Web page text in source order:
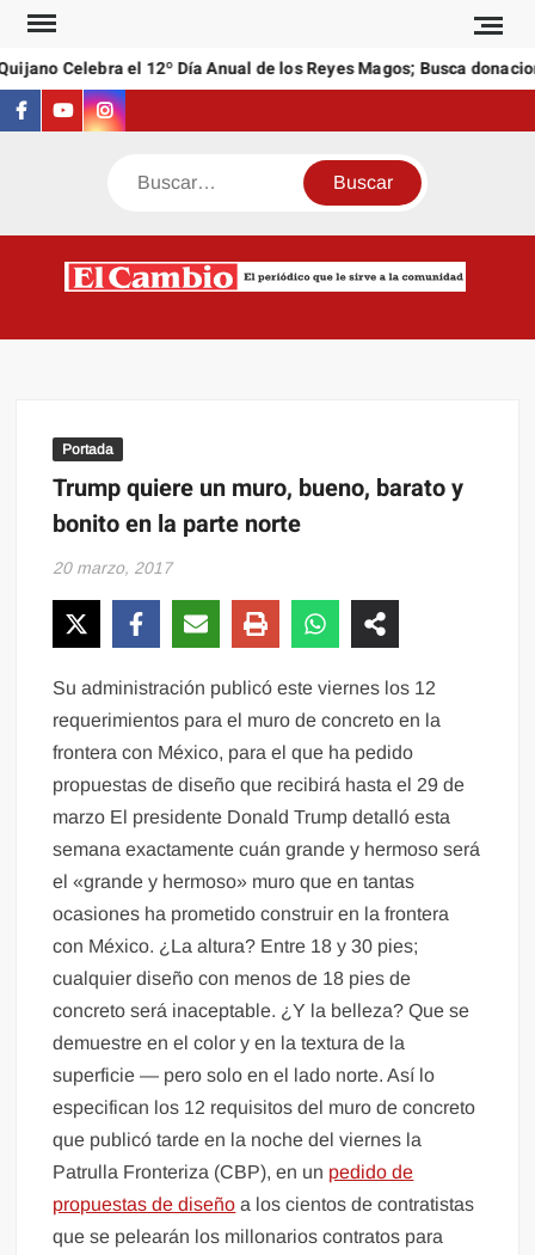
Saltar
contenidoCelebra el 12º Día Anual de los Reyes Magos; Busca
Facebook
YoutubeInstagram
Buscar
Portada
Trump quiere un muro, bueno, barato y
bonito en la parte norte
20 marzo, 2017
Su administración publicó este viernes los 12
requerimientos para el muro de concreto en la
frontera con México, para el que ha pedido
propuestas de diseño que recibirá hasta el 29 de
marzo El presidente Donald Trump detalló esta
semana exactamente cuán grande y hermoso será
el «grande y hermoso» muro que en tantas
ocasiones ha prometido construir en la frontera
con México. ¿La altura? Entre 18 y 30 pies;
cualquier diseño con menos de 18 pies de
concreto será inaceptable. ¿Y la belleza? Que se
demuestre en el color y en la textura de la
superficie — pero solo en el lado norte. Así lo
especifican los 12 requisitos del muro de concreto
que publicó tarde en la noche del viernes la
Patrulla Fronteriza (CBP), en un pedido de
propuestas de diseño a los cientos de contratistas
que se pelearán los millonarios contratos para